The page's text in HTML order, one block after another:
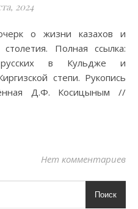
2024
Полная ссылка:
в Кульдже и
степи. Рукопись
Д.Ф. Косицыным //
Нет комментариев
Поиск